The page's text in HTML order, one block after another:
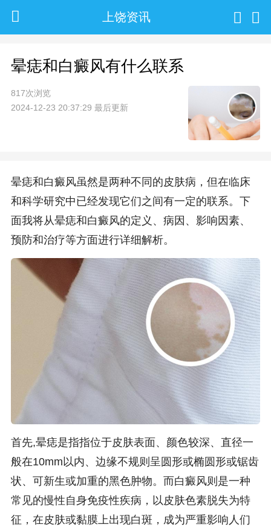
上饶资讯
晕痣和白癜风有什么联系
817次浏览
2024-12-23 20:37:29 最后更新
晕痣和白癜风虽然是两种不同的皮肤病，但在临床
和科学研究中已经发现它们之间有一定的联系。下
面我将从晕痣和白癜风的定义、病因、影响因素、
预防和治疗等方面进行详细解析。
首先,晕痣是指指位于皮肤表面、颜色较深、直径一
般在10mm以内、边缘不规则呈圆形或椭圆形或锯齿
状、可新生或加重的黑色肿物。而白癜风则是一种
常见的慢性自身免疫性疾病，以皮肤色素脱失为特
征，在皮肤或黏膜上出现白斑，成为严重影响人们